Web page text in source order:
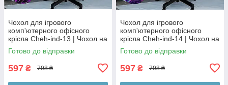
Чохол для ігрового
комп'ютерного офісного
крісла Cheh-ind-13 | Чохол на
ігрове комп'ютерне офісне
крісло | комплект 2 елементи
Готово до відправки
597 ₴ 798 ₴
Чохол для ігрового
комп'ютерного офісного
крісла Cheh-ind-14 | Чохол на
ігрове комп'ютерне офісне
крісло | комплект 2 елементи
Готово до відправки
597 ₴ 798 ₴